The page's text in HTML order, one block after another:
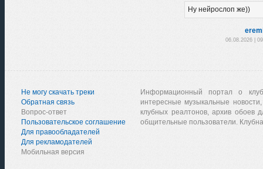
Ну нейрослоп же))
06.08.2026 |
Не могу скачать треки
Обратная связь
Вопрос-ответ
Пользовательское соглашение
Для правообладателей
Для рекламодателей
Мобильная версия
Информационный портал о
интересные музыкальные
клубных реалтонов, архив обоев
общительные пользователи.